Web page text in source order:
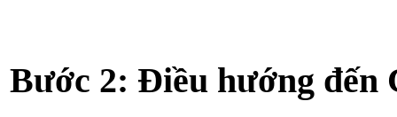
Bước 2: Điều hướng